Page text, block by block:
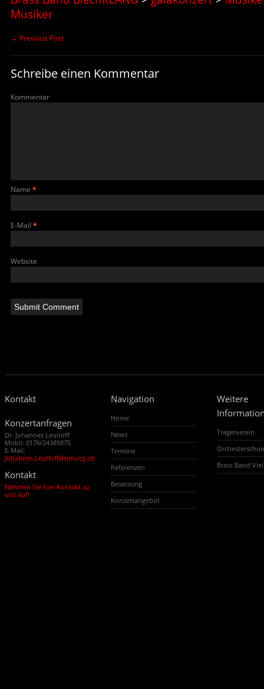
Musiker
← Previous Post
Schreibe einen Kommentar
Kommentar
Name *
E-Mail *
Website
Kontakt
Konzertanfragen
Dr. Johannes Leutloff
Mobil: 0176/24385875
E-Mail:
Johannes.Leutloff@bmvczj.de
Kontakt
Nehmen Sie hier Kontakt zu
uns auf!
Navigation
Home
News
Termine
Referenzen
Besetzung
Konzertangebot
Weitere
Trägerverein
Brass Band